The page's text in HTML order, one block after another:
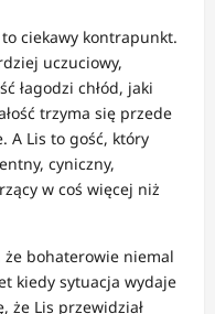
ciekawy kontrapunkt.
uczuciowy,
łagodzi chłód, jaki
trzyma się przede
A Lis to gość, który
cyniczny,
w coś więcej niż
że bohaterowie niemal
kiedy sytuacja wydaje
że Lis przewidział